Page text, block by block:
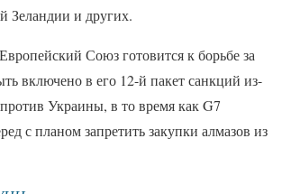
Зеландии и других.
Союз готовится к борьбе за
включено в его 12-й пакет санкций из-
Украины, в то время как G7
с планом запретить закупки алмазов из